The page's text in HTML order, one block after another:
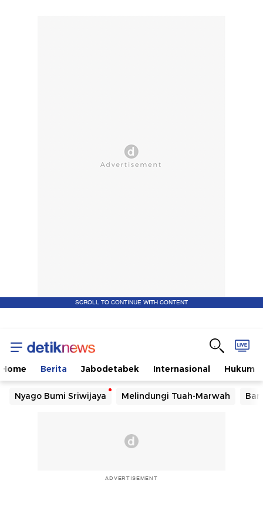
SCROLL TO CONTINUE WITH CONTENT
Home Berita Jabodetabek Internasional Hukum
Nyago Bumi Sriwijaya Melindungi Tuah-Marwah
ADVERTISEMENT